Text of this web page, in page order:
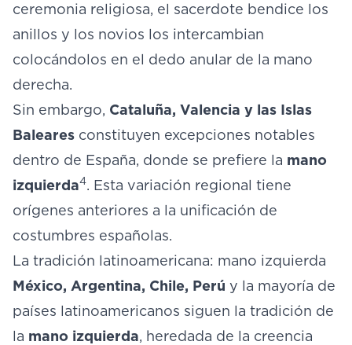
ceremonia religiosa, el sacerdote bendice los
anillos y los novios los intercambian
colocándolos en el dedo anular de la mano
derecha.
Sin embargo, Cataluña, Valencia y las Islas
Baleares constituyen excepciones notables
dentro de España, donde se prefiere la mano
izquierda4. Esta variación regional tiene
orígenes anteriores a la unificación de
costumbres españolas.
La tradición latinoamericana: mano izquierda
México, Argentina, Chile, Perú y la mayoría de
países latinoamericanos siguen la tradición de
la mano izquierda, heredada de la creencia